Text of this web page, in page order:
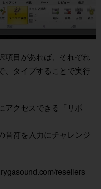
項目があれば、それぞれ
、タイプすることで実行
アクセスできる「リボ
音符を入力にチャレンジ
resellers